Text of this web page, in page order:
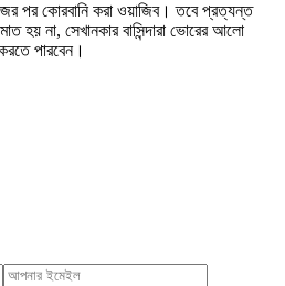
পর কোরবানি করা ওয়াজিব। তবে প্রত্যন্ত
হয় না, সেখানকার বাসিন্দারা ভোরের আলো
পারবেন।